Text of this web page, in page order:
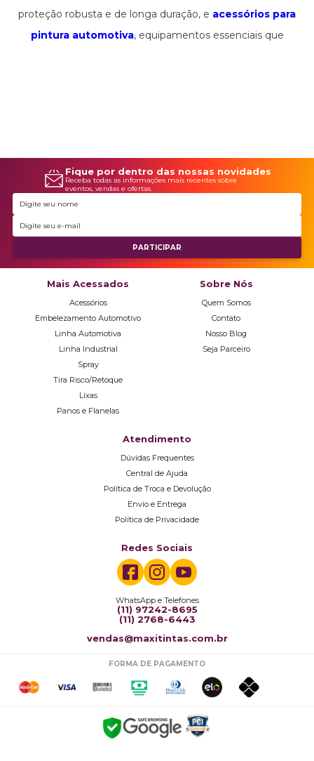
proteção robusta e de longa duração, e acessórios para
pintura automotiva, equipamentos essenciais que
Fique por dentro das nossas novidades
Receba todas as informações mais recentes sobre
eventos, vendas e ofertas.
Mais Acessados
Acessórios
Embelezamento Automotivo
Linha Automotiva
Linha Industrial
Spray
Tira Risco/Retoque
Lixas
Panos e Flanelas
Sobre Nós
Quem Somos
Contato
Nosso Blog
Seja Parceiro
Atendimento
Dúvidas Frequentes
Central de Ajuda
Política de Troca e Devolução
Envio e Entrega
Política de Privacidade
Redes Sociais
WhatsApp e Telefones
(11) 97242-8695
(11) 2768-6443
vendas@maxitintas.com.br
FORMA DE PAGAMENTO